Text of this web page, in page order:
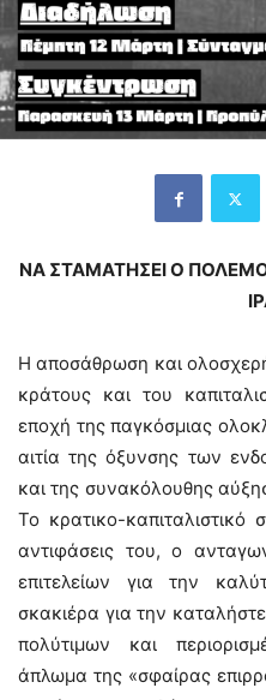
ΝΑ ΣΤΑΜΑΤΗΣΕΙ Ο
Η αποσάθρωση και
κράτους και του
εποχή της παγκόσμιας
αιτία της όξυνσης των
και της συνακόλουθης
Το κρατικο-καπιταλιστικό
αντιφάσεις του, ο
επιτελείων για την
σκακιέρα για την
πολύτιμων και
άπλωμα της «σφαίρας